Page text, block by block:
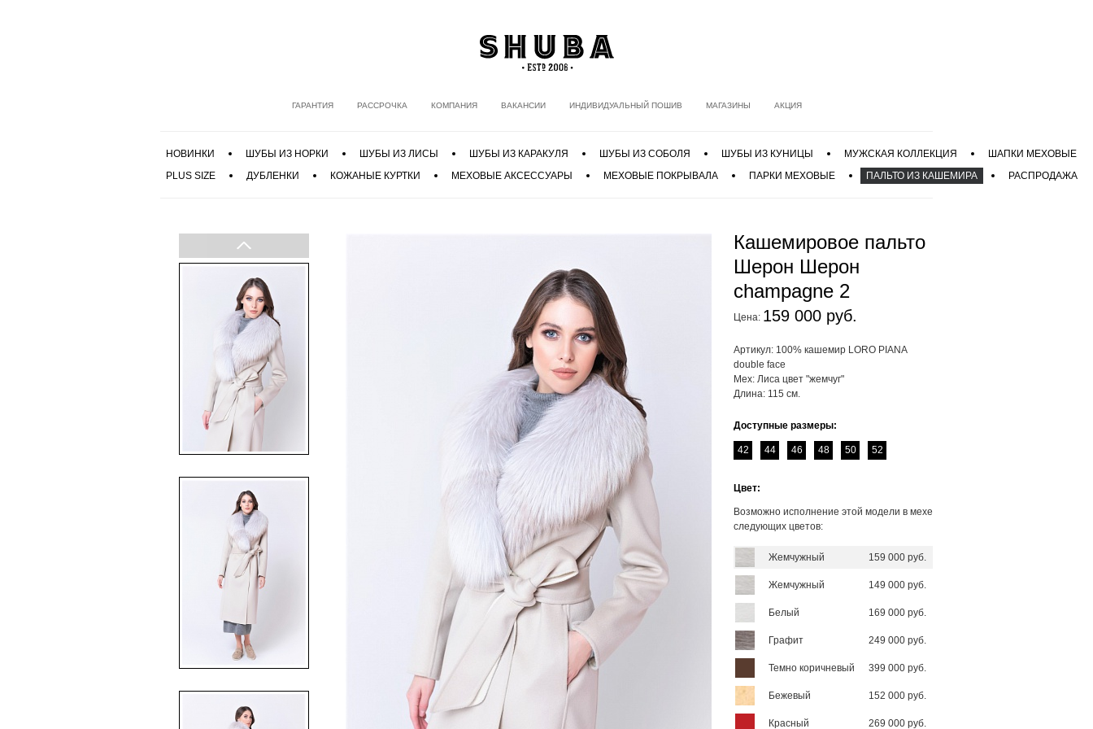
ГАРАНТИЯ РАССРОЧКА КОМПАНИЯ ВАКАНСИИ ИНДИВИДУАЛЬНЫЙ ПОШИВ МАГАЗИНЫ АКЦИЯ
НОВИНКИ ШУБЫ ИЗ НОРКИ ШУБЫ ИЗ ЛИСЫ ШУБЫ ИЗ КАРАКУЛЯ ШУБЫ ИЗ СОБОЛЯ ШУБЫ ИЗ КУНИЦЫ МУЖСКАЯ КОЛЛЕКЦИЯ
ШАПКИ МЕХОВЫЕ
PLUS SIZE
ДУБЛЕНКИ КОЖАНЫЕ КУРТКИ МЕХОВЫЕ АКСЕССУАРЫ МЕХОВЫЕ ПОКРЫВАЛА ПАРКИ МЕХОВЫЕ ПАЛЬТО ИЗ КАШЕМИРА РАСПРОДАЖА
Previous
Кашемировое пальто
Шерон Шерон
champagne 2
Цена: 159 000 руб.
Артикул: 100% кашемир LORO PIANA
double face
Мех: Лиса цвет "жемчуг"
Длина: 115 см.
Доступные размеры:
42 44 46 48 50 52
Цвет:
Возможно исполнение этой модели в мехе
следующих цветов:
Жемчужный 159 000 руб.
Жемчужный 149 000 руб.
Белый 169 000 руб.
Графит 249 000 руб.
Темно коричневый 399 000 руб.
Бежевый 152 000 руб.
Красный 269 000 руб.